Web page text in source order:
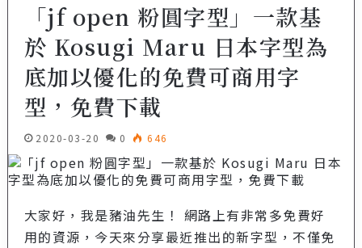
「jf open 粉圓字型」一款基
於 Kosugi Maru 日本字型為
底加以優化的免費可商用字
型，免費下載
2020-03-20 0 646
大家好，我是豬油先生！ 網路上有非常多免費好
用的資源，今天來分享最近推出的新字型，不僅免